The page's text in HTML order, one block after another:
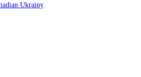
Ukrainy